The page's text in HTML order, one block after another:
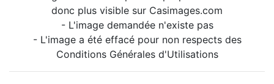
donc plus visible sur Casimages.com
- L'image demandée n'existe pas
- L'image a été effacé pour non respects des
Conditions Générales d'Utilisations